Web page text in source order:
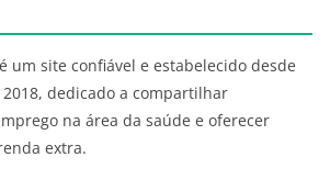
um site confiável e estabelecido desde
dedicado a compartilhar
na área da saúde e oferecer
extra.